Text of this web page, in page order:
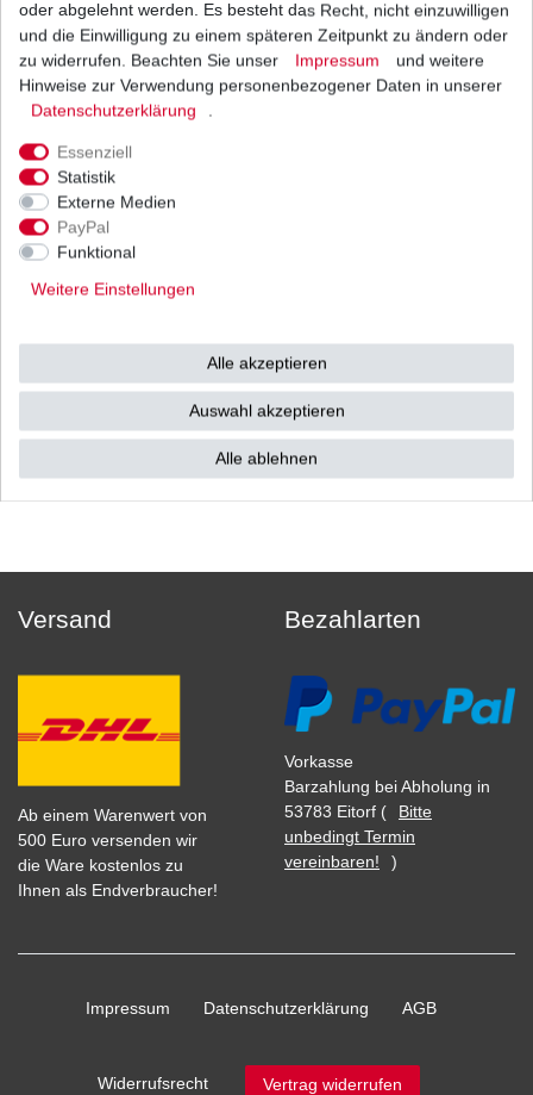
UVP 36,76 € 33,61 € *
1 Stück | 33,61 € / Stück
inkl. ges. MwSt. zzgl.
Zündkerze NGK CR8EK CR 8 EK
inkl. ges. MwSt.zzgl.
Versand
Ab einem Warenwert von
500 Euro versenden wir
die Ware kostenlos zu
Ihnen als Endverbraucher!
Bezahlarten
Vorkasse
Barzahlung bei Abholung in
53783 Eitorf (
Bitte
unbedingt Termin
vereinbaren!
)
Impressum Daten­schutz­erklärung AGB
Widerrufs­recht Vertrag widerrufen
oder abgelehnt werden. Es besteht das Recht, nicht einzuwilligen
und die Einwilligung zu einem späteren Zeitpunkt zu ändern oder
zu widerrufen. Beachten Sie unser
Impressum
und weitere
Hinweise zur Verwendung personenbezogener Daten in unserer
Daten­schutz­erklärung
Essenziell
Statistik
Externe Medien
PayPal
Funktional
Weitere Einstellungen
Alle akzeptieren
Auswahl akzeptieren
Alle ablehnen